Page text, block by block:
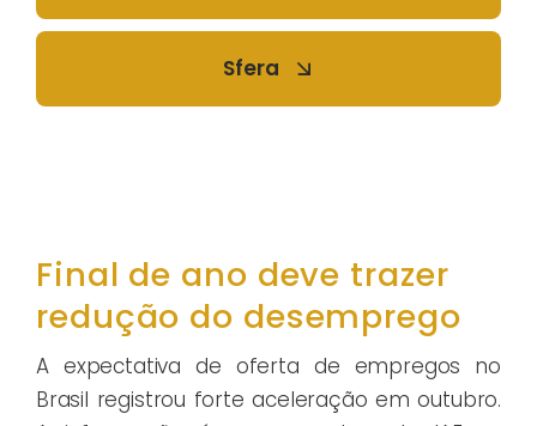
Sfera
Final de ano deve trazer
redução do desemprego
A expectativa de oferta de empregos no
Brasil registrou forte aceleração em outubro.